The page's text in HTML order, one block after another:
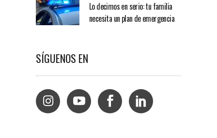
Lo decimos en serio: tu familia
necesita un plan de emergencia
SÍGUENOS EN